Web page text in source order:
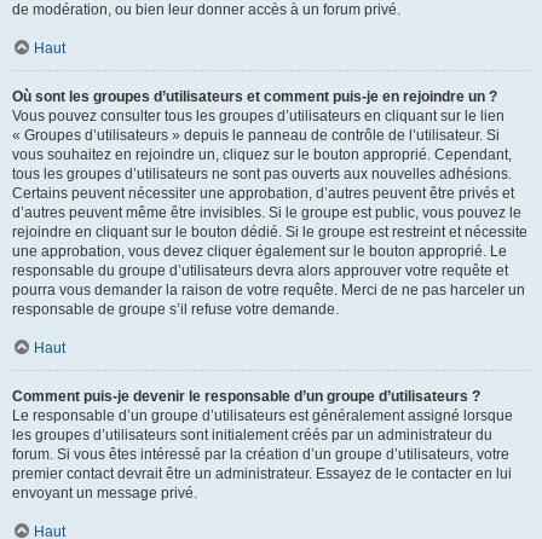
de modération, ou bien leur donner accès à un forum privé.
Haut
Où sont les groupes d’utilisateurs et comment puis-je en rejoindre un ?
Vous pouvez consulter tous les groupes d’utilisateurs en cliquant sur le lien
« Groupes d’utilisateurs » depuis le panneau de contrôle de l’utilisateur. Si
vous souhaitez en rejoindre un, cliquez sur le bouton approprié. Cependant,
tous les groupes d’utilisateurs ne sont pas ouverts aux nouvelles adhésions.
Certains peuvent nécessiter une approbation, d’autres peuvent être privés et
d’autres peuvent même être invisibles. Si le groupe est public, vous pouvez le
rejoindre en cliquant sur le bouton dédié. Si le groupe est restreint et nécessite
une approbation, vous devez cliquer également sur le bouton approprié. Le
responsable du groupe d’utilisateurs devra alors approuver votre requête et
pourra vous demander la raison de votre requête. Merci de ne pas harceler un
responsable de groupe s’il refuse votre demande.
Haut
Comment puis-je devenir le responsable d’un groupe d’utilisateurs ?
Le responsable d’un groupe d’utilisateurs est généralement assigné lorsque
les groupes d’utilisateurs sont initialement créés par un administrateur du
forum. Si vous êtes intéressé par la création d’un groupe d’utilisateurs, votre
premier contact devrait être un administrateur. Essayez de le contacter en lui
envoyant un message privé.
Haut